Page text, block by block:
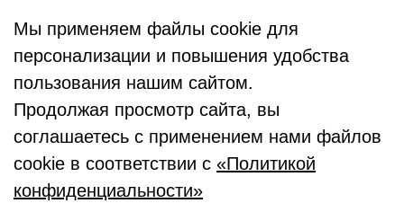
Мы применяем файлы cookie для
персонализации и повышения удобства
пользования нашим сайтом.
Продолжая просмотр сайта, вы
соглашаетесь с применением нами файлов
cookie в соответствии с «Политикой
конфиденциальности»